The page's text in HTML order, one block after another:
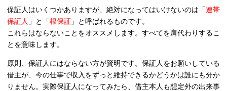
保証人はいくつかありますが、絶対になってはいけないのは「連帯
保証人 」と「根保証 」と呼ばれるものです。
これらはならないことをオススメします。すべてを肩代わりするこ
とを意味します。
原則、保証人にはならない方が賢明です。保証人をお願いしている
借主が、今の仕事で収入をずっと維持できるかどうかは誰にも分か
りません。実際保証人になってみたら、借主本人も想定外の出来事